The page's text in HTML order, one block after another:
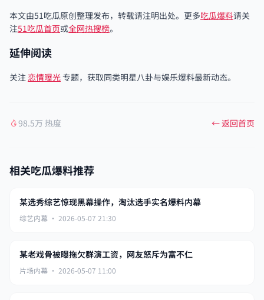
本文由51吃瓜原创整理发布，转载请注明出处。更多吃瓜爆料请关
注51吃瓜首页或全网热搜榜。
延伸阅读
关注 恋情曝光 专题，获取同类明星八卦与娱乐爆料最新动态。
98.5万 热度 ← 返回首页
相关吃瓜爆料推荐
某选秀综艺惊现黑幕操作，淘汰选手实名爆料内幕
综艺内幕 · 2026-05-07 21:30
某老戏骨被曝拖欠群演工资，网友怒斥为富不仁
片场内幕 · 2026-05-07 11:00